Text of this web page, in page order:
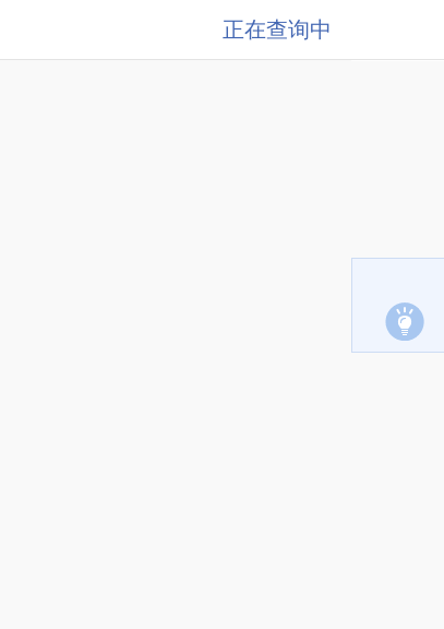
正在查询中